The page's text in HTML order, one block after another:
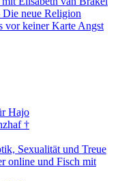
neue Religion
vor keiner Karte Angst
Hajo
†
Sexualität und Treue
online und Fisch mit